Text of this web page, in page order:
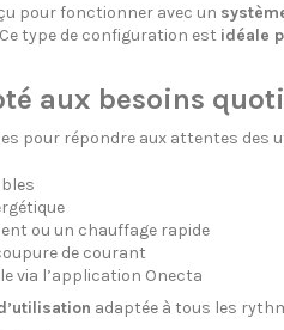
pour fonctionner avec un
type de configuration est idéale
aux besoins
pour répondre aux attentes des
ou un chauffage rapide
de courant
via l’application Onecta
adaptée à tous les